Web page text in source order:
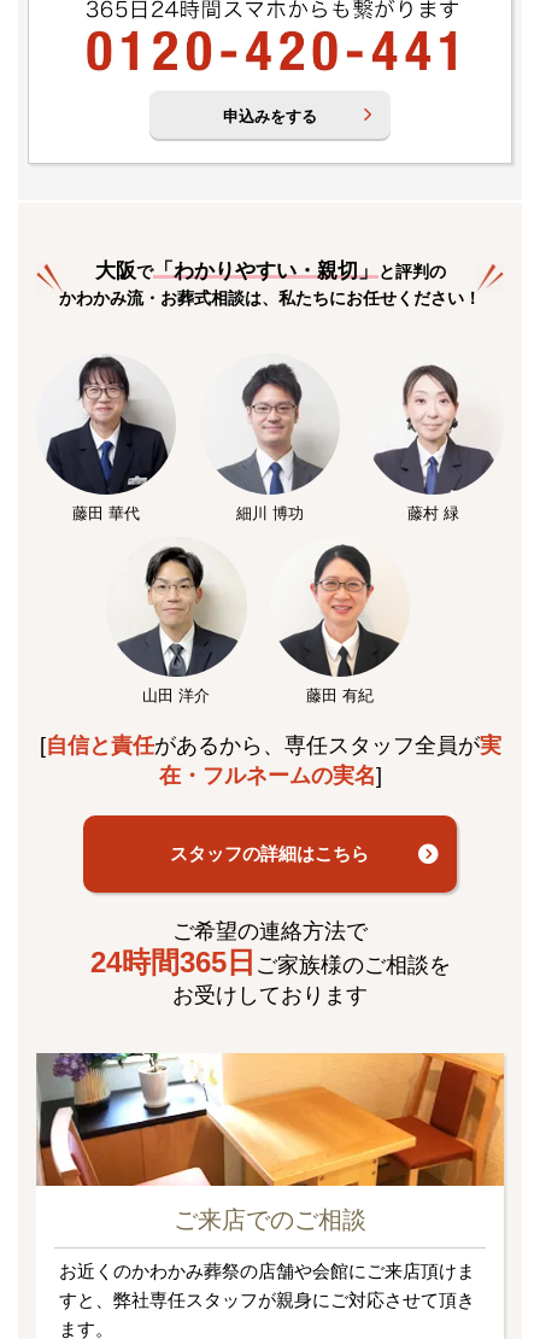
申込みをする
大阪で「わかりやすい・親切」と評判の
かわかみ流・お葬式相談は、私たちにお任せください！
藤田 華代 細川 博功 藤村 緑
山田 洋介 藤田 有紀
[自信と責任があるから、専任スタッフ全員が実
在・フルネームの実名]
スタッフの詳細はこちら
ご希望の連絡方法で
24時間365日 ご家族様のご相談を
お受けしております
ご来店でのご相談
お近くのかわかみ葬祭の店舗や会館にご来店頂けま
すと、弊社専任スタッフが親身にご対応させて頂き
ます。